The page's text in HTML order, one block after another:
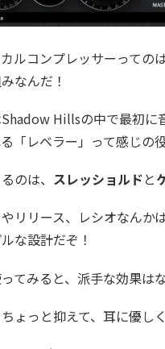
ルコンプレッサーっての
なんだ！
Hillsの中で最初に
「レベラー」って感じの
のは、 スレッショルドと
リリース、レシオなんか
な設計だぞ！
てみると、派手な効果は
ょっと抑えて、耳に優し